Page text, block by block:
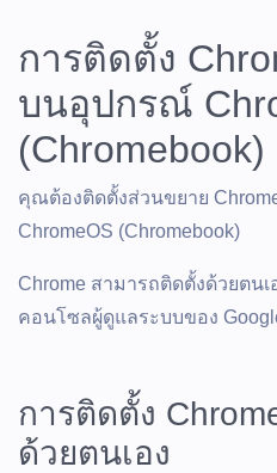
การติดตั้ง
บนอุปกรณ์
(Chromebook)
คุณต้องติดตั้งส่วนขยาย
ChromeOS (Chromebook)
Chrome สามารถติดตั้งด้วยตน
คอนโซลผู้ดูแลระบบของ
การติดตั้ง
ด้วยตนเอง